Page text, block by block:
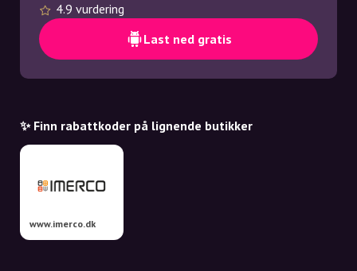
4.9 vurdering
Last ned gratis
✨ Finn rabattkoder på lignende butikker
www.imerco.dk